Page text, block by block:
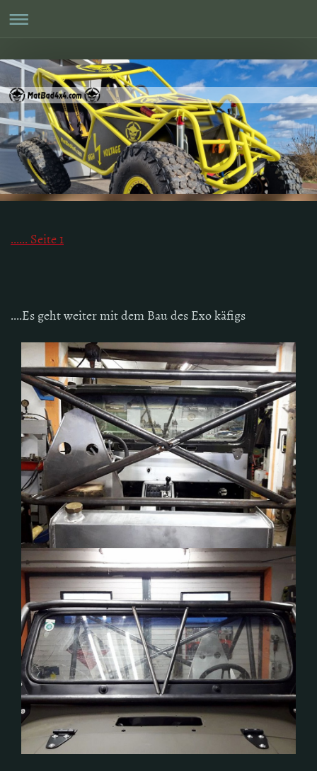
...... Seite 1
....Es geht weiter mit dem Bau des Exo käfigs